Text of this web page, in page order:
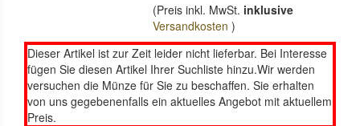
(Preis inkl. MwSt. inklusive
Versandkosten )
Dieser Artikel ist zur Zeit leider nicht lieferbar. Bei Interesse
fügen Sie diesen Artikel Ihrer Suchliste hinzu.Wir werden
versuchen die Münze für Sie zu beschaffen. Sie erhalten
von uns gegebenenfalls ein aktuelles Angebot mit aktuellem
Preis.